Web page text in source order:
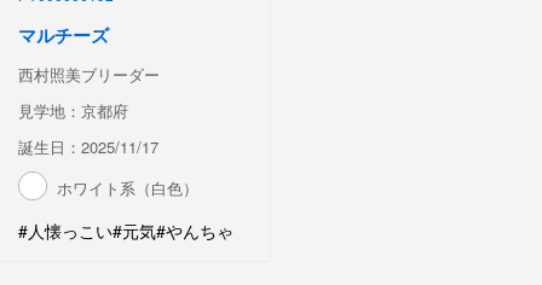
マルチーズ
西村照美ブリーダー
見学地：京都府
誕生日：2025/11/17
ホワイト系（白色）
#人懐っこい#元気#やんちゃ